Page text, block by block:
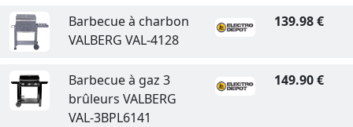
Barbecue à charbon
VALBERG VAL-4128
139.98 €
Barbecue à gaz 3
brûleurs VALBERG
VAL-3BPL6141
149.90 €